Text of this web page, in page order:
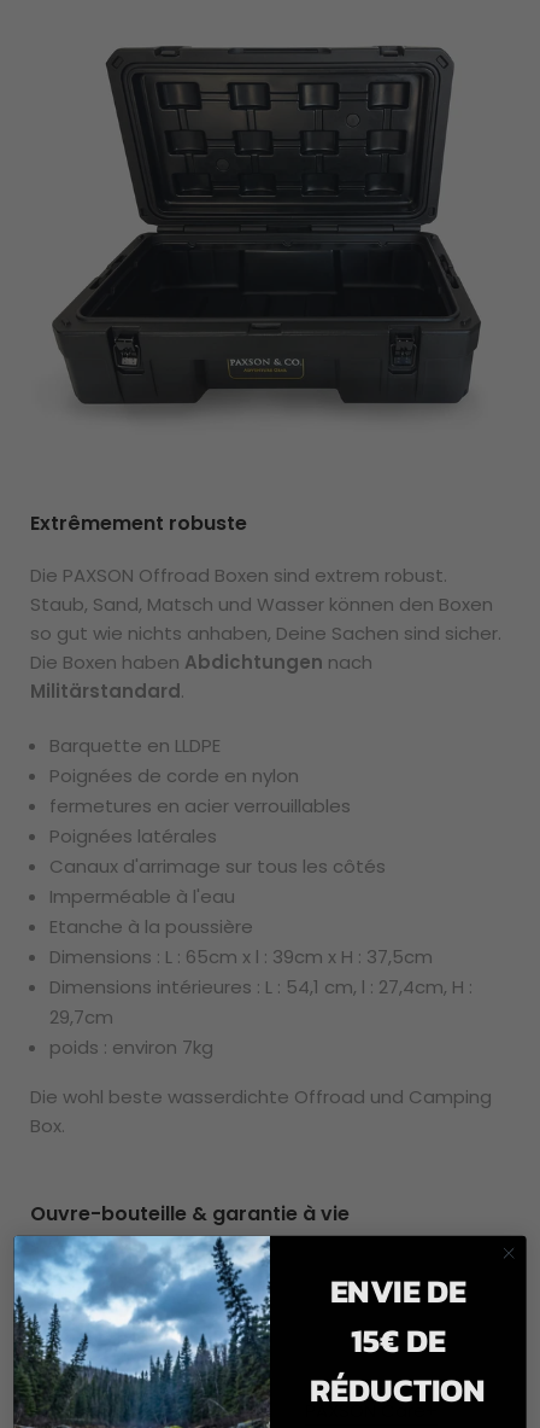
Extrêmement robuste
Die PAXSON Offroad Boxen sind extrem robust.
Staub, Sand, Matsch und Wasser können den Boxen
so gut wie nichts anhaben, Deine Sachen sind sicher.
Die Boxen haben Abdichtungen nach
Militärstandard.
Barquette en LLDPE
Poignées de corde en nylon
fermetures en acier verrouillables
Poignées latérales
Canaux d'arrimage sur tous les côtés
Imperméable à l'eau
Etanche à la poussière
Dimensions : L : 65cm x l : 39cm x H : 37,5cm
Dimensions intérieures : L : 54,1 cm, l : 27,4cm, H :
29,7cm
poids : environ 7kg
Die wohl beste wasserdichte Offroad und Camping
Box.
Ouvre-bouteille & garantie à vie
An der Außenseite der PAXSON Offroad und Camping
Boxen befindet sich ein Flaschenöffner und die
praktischen Tragegriffe.
Alle PAXSON Boxen haben 2 Jahre Garantie und
können durch PAXSON Care+ gegen Diebstahl und
Schäden abgesichert werden:
PAXSON Care+
ENVIE DE
15€ DE
RÉDUCTION